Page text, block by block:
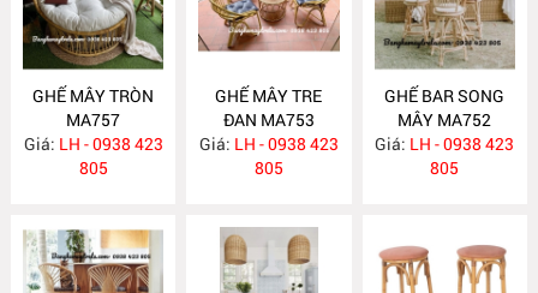
GHẾ MÂY TRÒN
MA757
Giá: LH - 0938 423
805
GHẾ MÂY TRE
ĐAN MA753
Giá: LH - 0938 423
805
GHẾ BAR SONG
MÂY MA752
Giá: LH - 0938 423
805